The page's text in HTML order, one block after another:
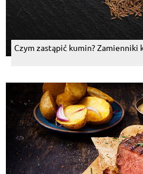
Czym zastąpić kumin? Zamienniki